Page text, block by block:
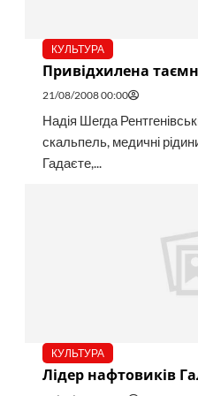
КУЛЬТУРА
Привідхилена
21/08/2008 00:00
Надія Шегда
скальпель, медичні
Гадаєте,...
КУЛЬТУРА
Лідер нафтовиків